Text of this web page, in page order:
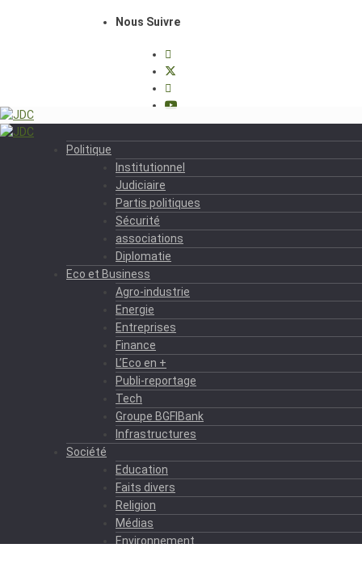
Nous Suivre
Politique
Institutionnel
Judiciaire
Partis politiques
Sécurité
associations
Diplomatie
Eco et Business
Agro-industrie
Energie
Entreprises
Finance
L’Eco en +
Publi-reportage
Tech
Groupe BGFIBank
Infrastructures
Société
Education
Faits divers
Religion
Médias
Environnement